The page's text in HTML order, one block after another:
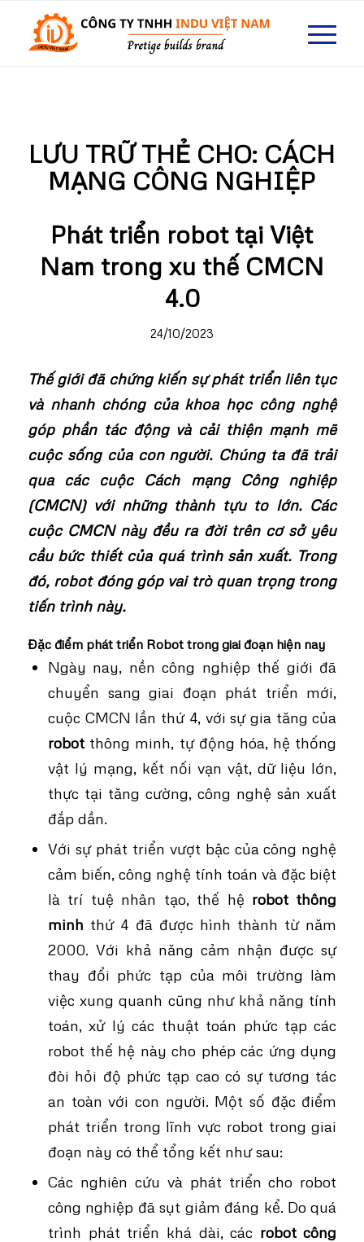
LƯU TRỮ THẺ CHO: CÁCH
MẠNG CÔNG NGHIỆP
Phát triển robot tại Việt
Nam trong xu thế CMCN
4.0
24/10/2023
Thế giới đã chứng kiến sự phát triển liên tục
và nhanh chóng của khoa học công nghệ
góp phần tác động và cải thiện mạnh mẽ
cuộc sống của con người. Chúng ta đã trải
qua các cuộc Cách mạng Công nghiệp
(CMCN) với những thành tựu to lớn. Các
cuộc CMCN này đều ra đời trên cơ sở yêu
cầu bức thiết của quá trình sản xuất. Trong
đó, robot đóng góp vai trò quan trọng trong
tiến trình này.
Đặc điểm phát triển Robot trong giai đoạn hiện nay
Ngày nay, nền công nghiệp thế giới đã
chuyển sang giai đoạn phát triển mới,
cuộc CMCN lần thứ 4, với sự gia tăng của
robotthông minh, tự động hóa, hệ thống
vật lý mạng, kết nối vạn vật, dữ liệu lớn,
thực tại tăng cường, công nghệ sản xuất
đắp dần.
Với sự phát triển vượt bậc của công nghệ
cảm biến, công nghệ tính toán và đặc biệt
là trí tuệ nhân tạo, thế hệ robot thông
minh thứ 4 đã được hình thành từ năm
2000. Với khả năng cảm nhận được sự
thay đổi phức tạp của môi trường làm
việc xung quanh cũng như khả năng tính
toán, xử lý các thuật toán phức tạp các
robot thế hệ này cho phép các ứng dụng
đòi hỏi độ phức tạp cao có sự tương tác
an toàn với con người. Một số đặc điểm
phát triển trong lĩnh vực robot trong giai
đoạn này có thể tổng kết như sau:
Các nghiên cứu và phát triển cho robot
công nghiệp đã sụt giảm đáng kể. Do quá
trình phát triển khá dài, các robot công